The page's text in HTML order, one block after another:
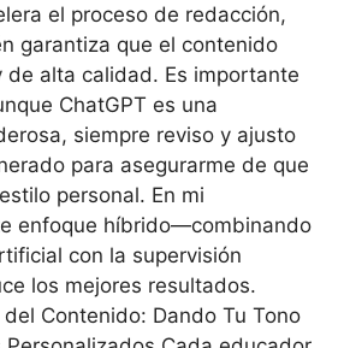
el proceso de redacción,
garantiza que el contenido
de alta calidad. Es importante
ChatGPT es una
siempre reviso y ajusto
para asegurarme de que
personal. En mi
enfoque híbrido—combinando
con la supervisión
los mejores resultados.
Contenido: Dando Tu Tono